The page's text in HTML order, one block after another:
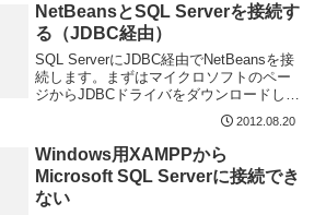
NetBeansとSQL Serverを接続す
る（JDBC経由）
SQL ServerにJDBC経由でNetBeansを接
続します。まずはマイクロソフトのペー
ジからJDBCドライバをダウンロードしま
す。「ダウンロード」ボタンを...
2012.08.20
Windows用XAMPPから
Microsoft SQL Serverに接続でき
ない